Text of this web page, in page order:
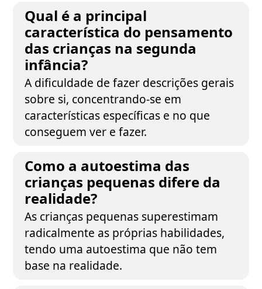
Qual é a principal
característica do pensamento
das crianças na segunda
infância?
A dificuldade de fazer descrições gerais
sobre si, concentrando-se em
características específicas e no que
conseguem ver e fazer.
Como a autoestima das
crianças pequenas difere da
realidade?
As crianças pequenas superestimam
radicalmente as próprias habilidades,
tendo uma autoestima que não tem
base na realidade.